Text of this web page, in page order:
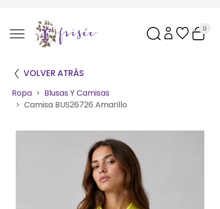
0
VOLVER ATRÁS
Ropa
Blusas Y Camisas
Camisa BUS26726 Amarillo